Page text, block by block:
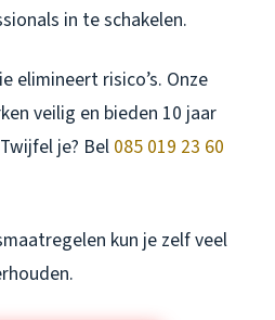
in te schakelen.
elimineert risico’s. Onze
veilig en bieden 10 jaar
je? Bel 085 019 23 60
kun je zelf veel